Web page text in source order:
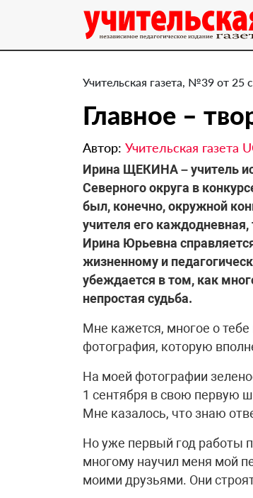
Учительская газета, №39 от 25
Главное –
Автор: Учительская газета
Ирина ЩЕКИНА – учитель
Северного округа в
был, конечно, окружной
учителя его
Ирина Юрьевна
жизненному и
убеждается в том, как
непростая судьба.
Мне кажется, многое о
фотография, которую
На моей фотографии
1 сентября в свою первую
Мне казалось, что знаю
Но уже первый год работы
многому научил меня мой
моими друзьями. Они